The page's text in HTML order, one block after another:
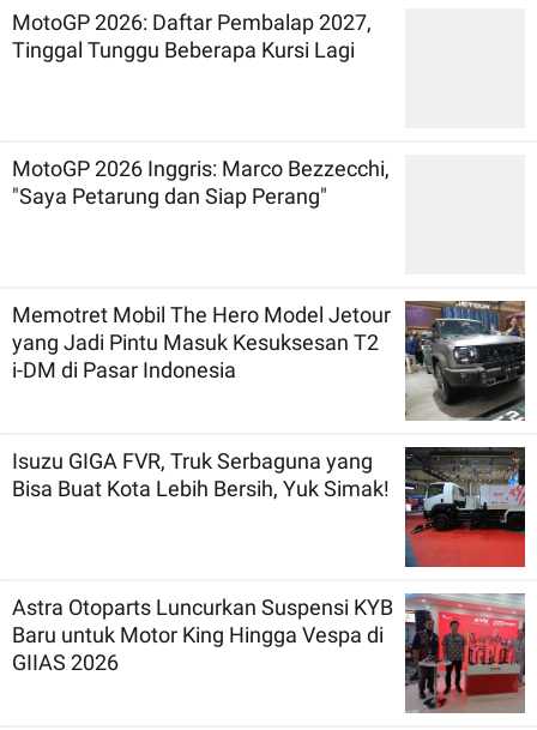
MotoGP 2026: Daftar Pembalap 2027,
Tinggal Tunggu Beberapa Kursi Lagi
MotoGP 2026 Inggris: Marco Bezzecchi,
"Saya Petarung dan Siap Perang"
Memotret Mobil The Hero Model Jetour
yang Jadi Pintu Masuk Kesuksesan T2
i-DM di Pasar Indonesia
Isuzu GIGA FVR, Truk Serbaguna yang
Bisa Buat Kota Lebih Bersih, Yuk Simak!
Astra Otoparts Luncurkan Suspensi KYB
Baru untuk Motor King Hingga Vespa di
GIIAS 2026